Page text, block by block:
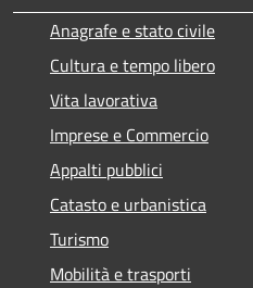
Anagrafe e stato civile
Cultura e tempo libero
Vita lavorativa
Imprese e Commercio
Appalti pubblici
Catasto e urbanistica
Turismo
Mobilità e trasporti